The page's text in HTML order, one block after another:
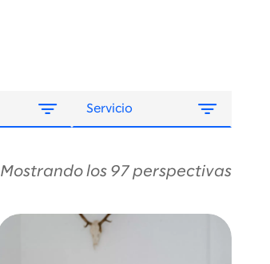
Servicio
Mostrando los 97 perspectivas